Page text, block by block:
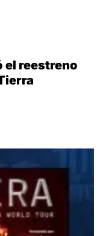
el reestreno